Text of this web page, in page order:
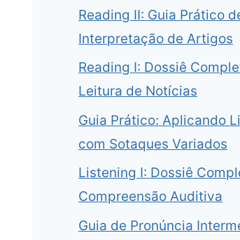
Reading II: Guia Prático
Interpretação de Artigos
Reading I: Dossiê
Leitura de Notícias
Guia Prático: Aplicando
com Sotaques Variados
Listening I: Dossiê
Compreensão Auditiva
Guia de Pronúncia